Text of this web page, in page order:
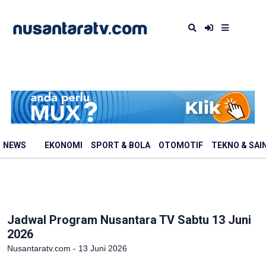
NEWS EKONOMI SPORT & BOLA OTOMOTIF TEKNO &
Jadwal Program Nusantara TV Sabtu 13 Juni
2026
Nusantaratv.com - 13 Juni 2026